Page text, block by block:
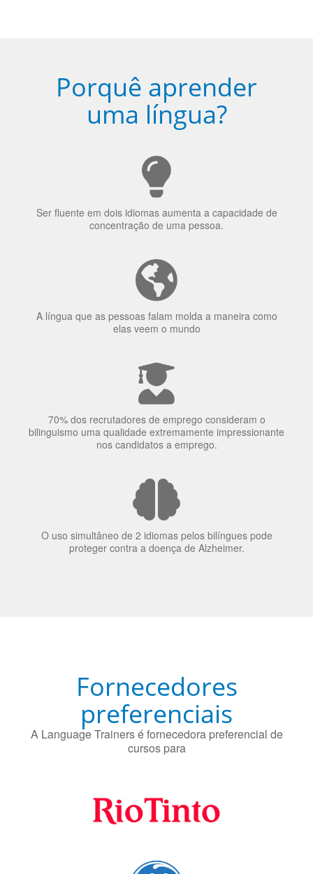
Porquê aprender
uma língua?
Ser fluente em dois idiomas aumenta a capacidade de
concentração de uma pessoa.
A língua que as pessoas falam molda a maneira como
elas veem o mundo
70% dos recrutadores de emprego consideram o
bilinguismo uma qualidade extremamente impressionante
nos candidatos a emprego.
O uso simultâneo de 2 idiomas pelos bilíngues pode
proteger contra a doença de Alzheimer.
Fornecedores
preferenciais
A Language Trainers é fornecedora preferencial de
cursos para